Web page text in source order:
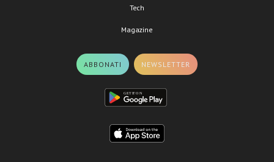
Tech
Magazine
ABBONATI NEWSLETTER